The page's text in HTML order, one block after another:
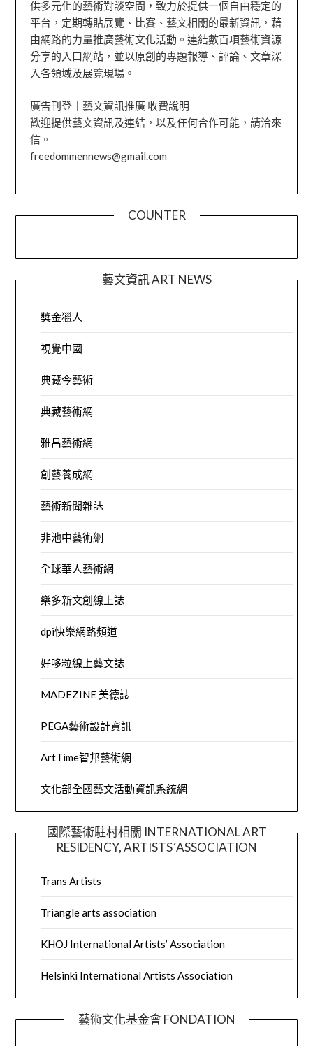
供多元化的藝術對談空間，致力於提供一個自由穩定的
平台，定期轉貼展覽、比賽、藝文相關的最新資訊，藉
由網路的力量推廣藝術文化活動。連結數百項藝術資源
分享的入口網站，並以原創的專題報導、評論、文章深
入各領域及展覽現場。
廣告刊登｜藝文資訊推廣 收費說明
歡迎提供藝文資訊及連結，以及任何合作可能，請洽來
信。
freedommennews@gmail.com
COUNTER
藝文資訊 ART NEWS
獎金獵人
視覺中國
典藏今藝術
典藏藝術網
雅昌藝術網
創藝養成網
藝術新聞雜誌
非池中藝術網
全球華人藝術網
樂多新文創線上誌
dpi快樂網路頻道
好哆粒線上藝文誌
MADEZINE 美德誌
PEGA藝術設計資訊
ArtTime智邦藝術網
文化部全國藝文活動資訊系統網
國際藝術駐村相關 INTERNATIONAL ART
RESIDENCY, ARTISTS´ASSOCIATION
Trans Artists
Triangle arts association
KHOJ International Artists’ Association
Helsinki International Artists Association
藝術文化基金會 FONDATION